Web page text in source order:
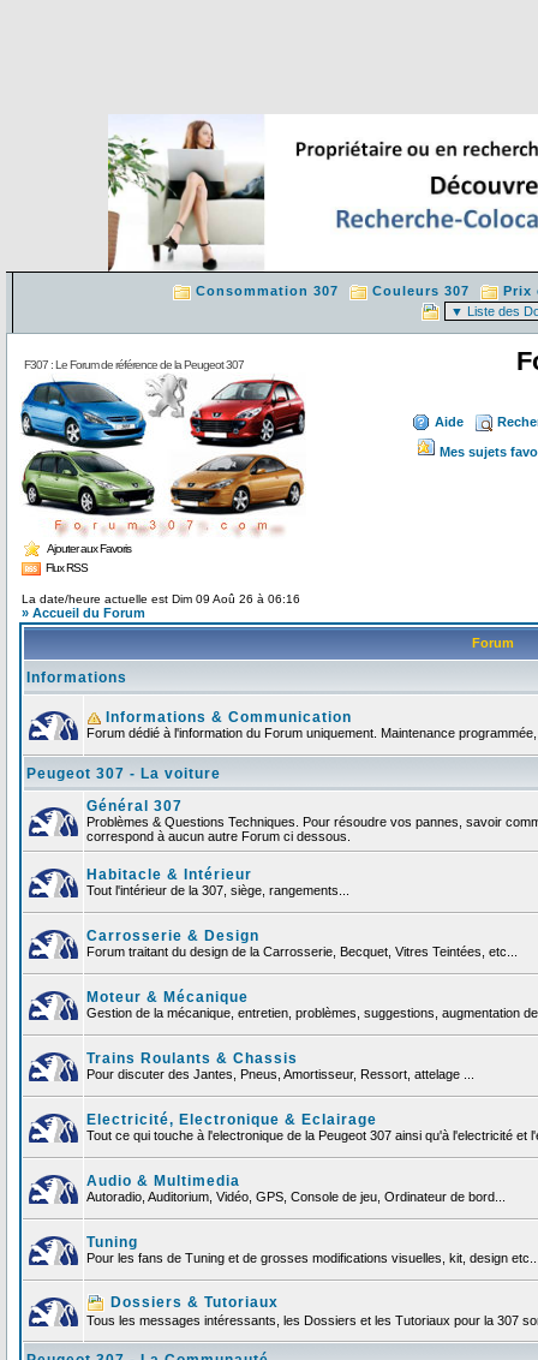
Consommation 307 Couleurs 307 Prix
F307 : Le Forum de référence de la Peugeot 307
Ajouter aux Favoris
Flux RSS
Aide
Mes sujets
La date/heure actuelle est Dim 09 Aoû 26 à 06:16
» Accueil du Forum
Forum
Informations
Informations & Communication
Forum dédié à l'information du Forum uniquement. Maintenance
Peugeot 307 - La voiture
Général 307
Problèmes & Questions Techniques. Pour résoudre vos pannes, savoir
correspond à aucun autre Forum ci dessous.
Habitacle & Intérieur
Tout l'intérieur de la 307, siège, rangements...
Carrosserie & Design
Forum traitant du design de la Carrosserie, Becquet, Vitres Teintées, etc...
Moteur & Mécanique
Gestion de la mécanique, entretien, problèmes, suggestions, augmentation
Trains Roulants & Chassis
Pour discuter des Jantes, Pneus, Amortisseur, Ressort, attelage ...
Electricité, Electronique & Eclairage
Tout ce qui touche à l'electronique de la Peugeot 307 ainsi qu'à l'electricité et
Audio & Multimedia
Autoradio, Auditorium, Vidéo, GPS, Console de jeu, Ordinateur de bord...
Tuning
Pour les fans de Tuning et de grosses modifications visuelles, kit, design
Dossiers & Tutoriaux
Tous les messages intéressants, les Dossiers et les Tutoriaux pour la 307